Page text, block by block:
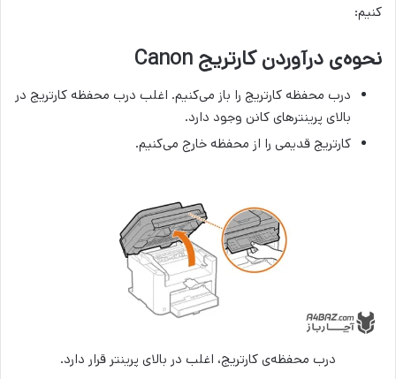
کنیم:
نحوه‌ی درآوردن کارتریج Canon
درب محفظه کارتریج را باز می‌کنیم. اغلب درب محفظه کارتریج در
بالای پرینترهای کانن وجود دارد.
کارتریج قدیمی را از محفظه خارج می‌کنیم.
درب محفظه‌ی کارتریج، اغلب در بالای پرینتر قرار دارد.